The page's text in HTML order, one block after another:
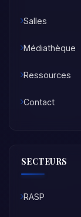
Salles
Médiathèque
Ressources
Contact
SECTEURS
RASP